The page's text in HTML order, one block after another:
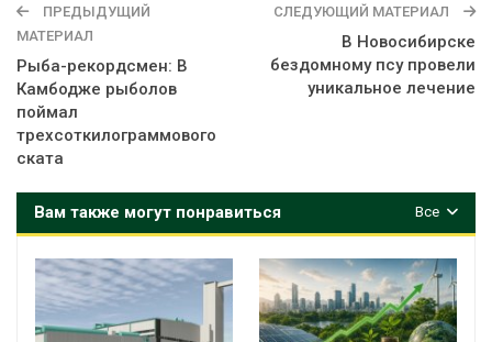
ПРЕДЫДУЩИЙ
МАТЕРИАЛ
Рыба-рекордсмен: В
Камбодже рыболов
поймал
трехсоткилограммового
ската
СЛЕДУЮЩИЙ МАТЕРИАЛ
В Новосибирске
бездомному псу провели
уникальное лечение
Все
Вам также могут понравиться